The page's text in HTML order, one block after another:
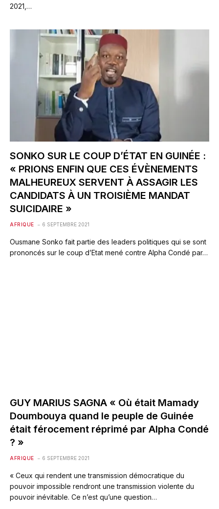
2021,…
SONKO SUR LE COUP D’ÉTAT EN GUINÉE :
« PRIONS ENFIN QUE CES ÉVÈNEMENTS
MALHEUREUX SERVENT À ASSAGIR LES
CANDIDATS À UN TROISIÈME MANDAT
SUICIDAIRE »
AFRIQUE 6 SEPTEMBRE 2021
Ousmane Sonko fait partie des leaders politiques qui se sont
prononcés sur le coup d’Etat mené contre Alpha Condé par…
GUY MARIUS SAGNA « Où était Mamady
Doumbouya quand le peuple de Guinée
était férocement réprimé par Alpha Condé
? »
AFRIQUE 6 SEPTEMBRE 2021
« Ceux qui rendent une transmission démocratique du
pouvoir impossible rendront une transmission violente du
pouvoir inévitable. Ce n’est qu’une question…